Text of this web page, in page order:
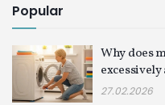
Popular
Why does
27.02.2026